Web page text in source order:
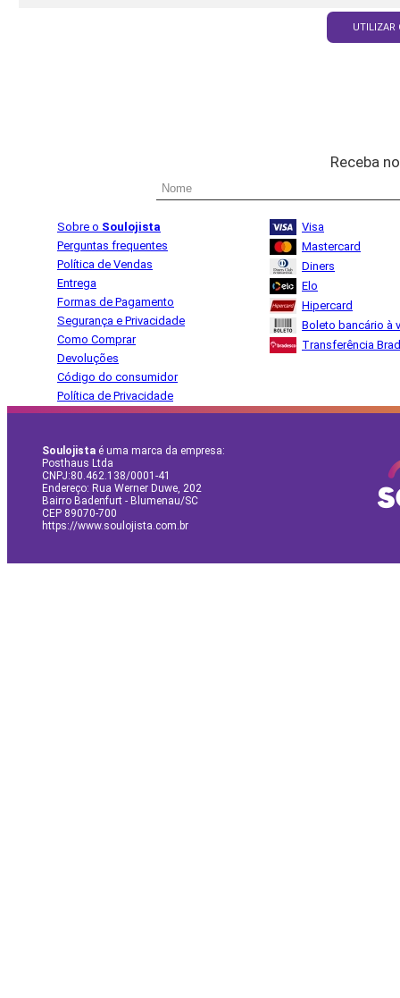
UTILIZAR
Receba
Sobre o Soulojista
Perguntas frequentes
Política de Vendas
Entrega
Formas de Pagamento
Segurança e Privacidade
Como Comprar
Devoluções
Código do consumidor
Política de Privacidade
Visa
Mastercard
Diners
Elo
Hipercard
Boleto bancário à
Transferência
Soulojista é uma marca da empresa:
Posthaus Ltda
CNPJ:80.462.138/0001-41
Endereço: Rua Werner Duwe, 202
Bairro Badenfurt - Blumenau/SC
CEP 89070-700
https://www.soulojista.com.br